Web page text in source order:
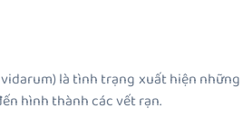
là tình trạng xuất hiện
hình thành các vết rạn.